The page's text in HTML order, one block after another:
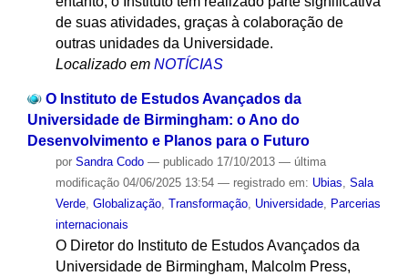
de suas atividades, graças à colaboração de
outras unidades da Universidade.
Localizado em NOTÍCIAS
O Instituto de Estudos Avançados da
Universidade de Birmingham: o Ano do
Desenvolvimento e Planos para o Futuro
por Sandra Codo — publicado17/10/2013 — última
modificação04/06/2025 13:54 — registrado em: Ubias, Sala
Verde, Globalização, Transformação, Universidade, Parcerias
internacionais
O Diretor do Instituto de Estudos Avançados da
Universidade de Birmingham, Malcolm Press,